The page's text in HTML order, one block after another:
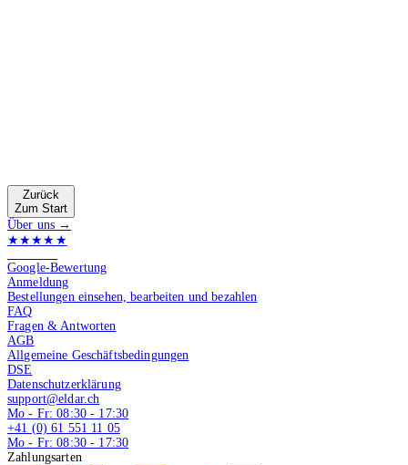
Zurück
Zum Start
Über uns →
★★★★★
Google-Bewertung
Anmeldung
Bestellungen einsehen, bearbeiten und bezahlen
FAQ
Fragen & Antworten
AGB
Allgemeine Geschäftsbedingungen
DSE
Datenschutzerklärung
support@eldar.ch
Mo - Fr: 08:30 - 17:30
+41 (0) 61 551 11 05
Mo - Fr: 08:30 - 17:30
Zahlungsarten